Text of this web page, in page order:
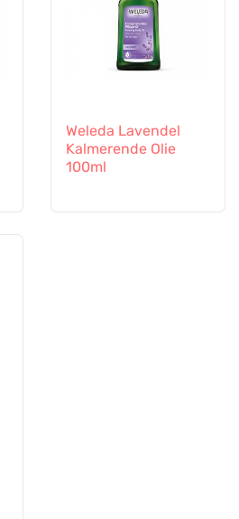
Weleda Lavendel
Kalmerende Olie
100ml